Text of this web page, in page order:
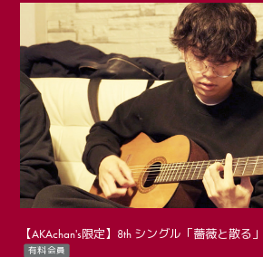
【AKAchan's限定】8th シングル「薔薇と散る
有料会員